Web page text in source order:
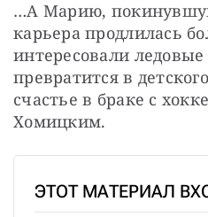
…А Марию,
карьера продлилась
интересовали
превратится в
счастье в браке с
Хомицким.
ЭТОТ МАТЕРИАЛ